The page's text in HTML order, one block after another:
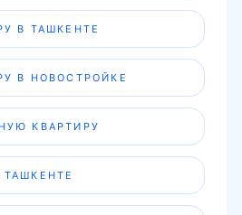
В ТАШКЕНТЕ
В НОВОСТРОЙКЕ
КВАРТИРУ